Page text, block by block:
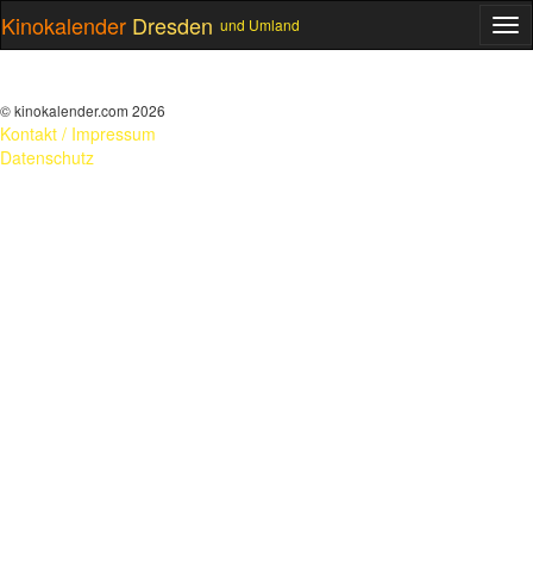
Kinokalender Dresden und Umland
© kinokalender.com 2026
Kontakt / Impressum
Datenschutz